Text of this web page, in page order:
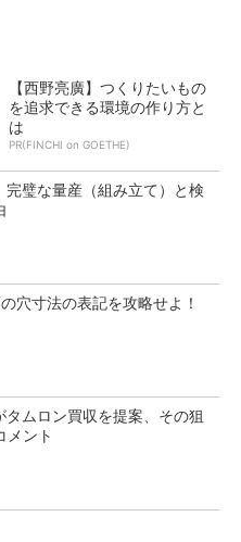
【西野亮廣】つくりたいもの
を追求できる環境の作り方と
は
PR(FINCHI on GOETHE)
完璧な量産（組み立て）と検
穴寸法の表記を攻略せよ！
タムロン買収を提案、その狙
ント